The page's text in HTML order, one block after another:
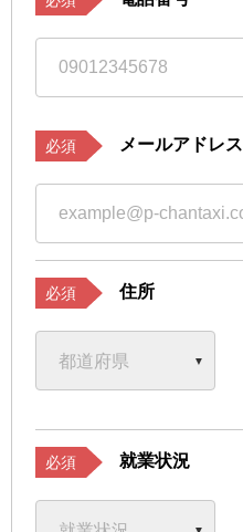
必須 メールアドレス
必須 住所
必須 就業状況